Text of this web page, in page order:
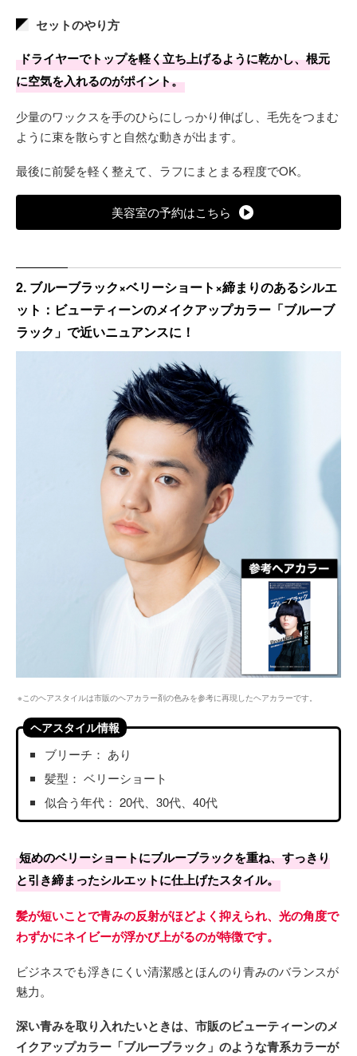
セットのやり方
ドライヤーでトップを軽く立ち上げるように乾かし、根元
に空気を入れるのがポイント。
少量のワックスを手のひらにしっかり伸ばし、毛先をつまむ
ように束を散らすと自然な動きが出ます。
最後に前髪を軽く整えて、ラフにまとまる程度でOK。
美容室の予約はこちら
2. ブルーブラック×ベリーショート×締まりのあるシルエ
ット：ビューティーンのメイクアップカラー「ブルーブ
ラック」で近いニュアンスに！
※このヘアスタイルは市販のヘアカラー剤の色みを参考に再現したヘアカラーです。
ヘアスタイル情報
ブリーチ： あり
髪型： ベリーショート
似合う年代： 20代、30代、40代
短めのベリーショートにブルーブラックを重ね、すっきり
と引き締まったシルエットに仕上げたスタイル。
髪が短いことで青みの反射がほどよく抑えられ、光の角度で
わずかにネイビーが浮かび上がるのが特徴です。
ビジネスでも浮きにくい清潔感とほんのり青みのバランスが
魅力。
深い青みを取り入れたいときは、市販のビューティーンのメ
イクアップカラー「ブルーブラック」のような青系カラーが